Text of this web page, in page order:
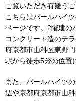
ご覧いただき有難うご
こちらはパールハイ
ページです。2階建の
コンクリート造のテ
府京都市山科区東野
駅から徒歩5分の位置
また、パールハイツ
辺や京都府京都市山